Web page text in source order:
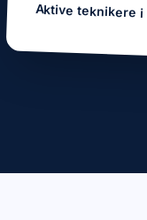
Aktive teknikere i